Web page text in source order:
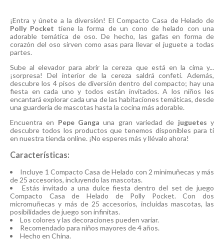
¡Entra y únete a la diversión! El Compacto Casa de Helado de
Polly Pocket tiene la forma de un cono de helado con una
adorable temática de oso. De hecho, las gafas en forma de
corazón del oso sirven como asas para llevar el juguete a todas
partes.
Sube al elevador para abrir la cereza que está en la cima y...
¡sorpresa! Del interior de la cereza saldrá confeti. Además,
descubre los 4 pisos de diversión dentro del compacto; hay una
fiesta en cada uno y todos están invitados. A los niños les
encantará explorar cada una de las habitaciones temáticas, desde
una guardería de mascotas hasta la cocina más adorable.
Encuentra en Pepe Ganga una gran variedad de juguetes y
descubre todos los productos que tenemos disponibles para ti
en nuestra tienda online. ¡No esperes más y llévalo ahora!
Características:
Incluye 1 Compacto Casa de Helado con 2 minimuñecas y más
de 25 accesorios, incluyendo las mascotas.
Estás invitado a una dulce fiesta dentro del set de juego
Compacto Casa de Helado de Polly Pocket. Con dos
micromuñecas y más de 25 accesorios, incluidas mascotas, las
posibilidades de juego son infinitas.
Los colores y las decoraciones pueden variar.
Recomendado para niños mayores de 4 años.
Hecho en China.